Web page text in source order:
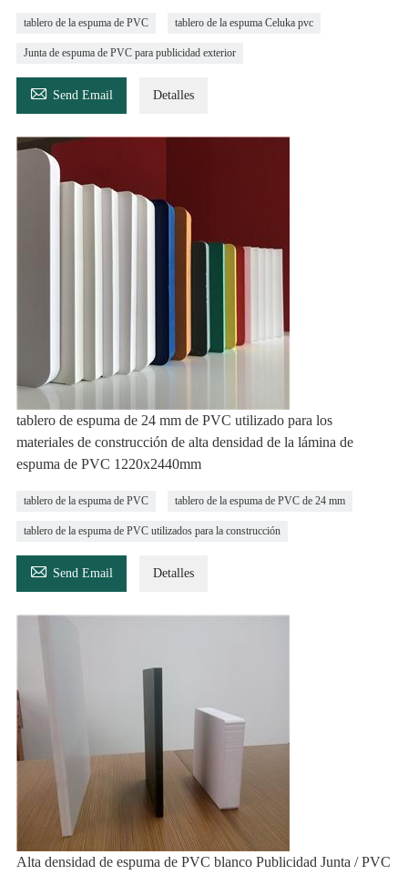
tablero de la espuma de PVC tablero de la espuma Celuka pvc
Junta de espuma de PVC para publicidad exterior
 Send Email Detalles
tablero de espuma de 24 mm de PVC utilizado para los
materiales de construcción de alta densidad de la lámina de
espuma de PVC 1220x2440mm
tablero de la espuma de PVC tablero de la espuma de PVC de 24 mm
tablero de la espuma de PVC utilizados para la construcción
 Send Email Detalles
Alta densidad de espuma de PVC blanco Publicidad Junta / PVC